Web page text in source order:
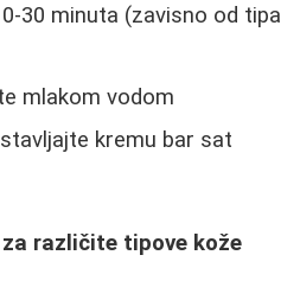
30 minuta (zavisno od tipa
mlakom vodom
kremu bar sat
različite tipove kože